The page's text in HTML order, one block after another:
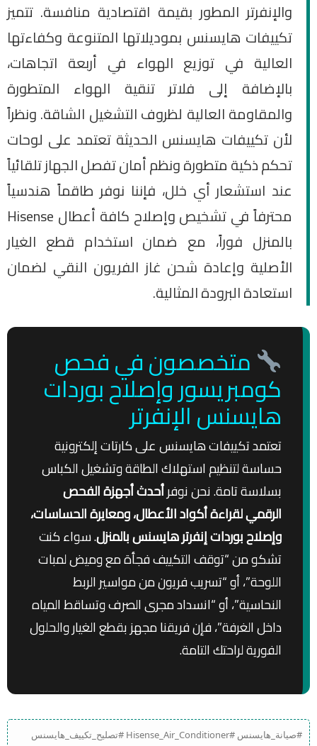
والإنفرتر المطور بقيمة اقتصادية منافسة. تتميز
تكييفات هايسنس بموديلاتها المتنوعة وكفاءتها
العالية في توزيع الهواء في أربعة اتجاهات،
بالإضافة إلى فلاتر تنقية الهواء المتطورة
والمقاومة العالية لظروف التشغيل الشاقة. ونظراً
لأن تكييفات هايسنس الحديثة تعتمد على لوحات
تحكم ذكية متطورة ونظم أمان تفصل الجهاز تلقائياً
عند استشعار أي خلل، فإننا نوفر طاقماً هندسياً
محترفاً في تشخيص وإصلاح كافة أعطال Hisense
بالمنزل فوراً، مع ضمان استخدام قطع الغيار
الأصلية وإعادة شحن غاز الفريون النقي لضمان
استعادة البرودة المثالية.
متخصصون في فحص
كومبريسور وإصلاح بوردات
هايسنس الإنفرتر
تعتمد تكييفات هايسنس على كارتات إلكترونية
حساسة لتنظيم استهلاك الطاقة وتشغيل الكباس
بسلاسة تامة. نحن نوفرأحدث أجهزة الفحص
الرقمي لقراءة أكواد الأعطال، ومعايرة الحساسات،
وإصلاح بوردات إنفرتر هايسنس بالمنزل. سواء كنت
تشكو من “توقف التكييف فجأة مع وميض لمبات
اللوحة”، أو “تسريب فريون من مواسير الربط
النحاسية”، أو “انسداد مجرى الصرف وتساقط المياه
داخل الغرفة”، فإن فريقنا مجهز بقطع الغيار والحلول
الفورية لراحتك التامة.
#صيانة_هايسنس #Hisense_Air_Conditioner #تصليح_تكييف_هايسنس